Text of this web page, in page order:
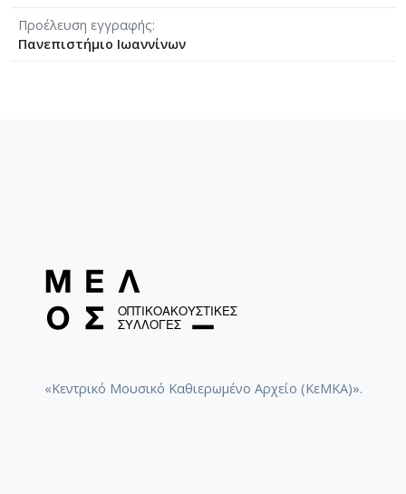
Προέλευση εγγραφής
Πανεπιστήμιο Ιωαννίνων
«Κεντρικό Μουσικό Καθιερωμένο Αρχείο (ΚεΜΚΑ)».